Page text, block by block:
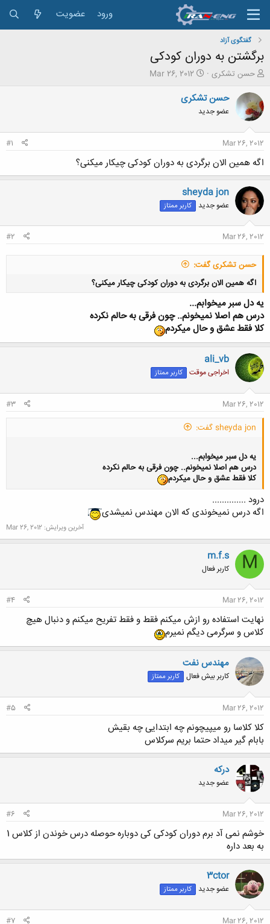
ورود عضویت
گفتگوی آزاد
برگشتن به دوران کودکی
ش
و
ع
ک
ه
ض
و
ع
حسن تشکری
ت
ر
ع
Mar 26, 2012
حسن تشکری
عضو جدید
Mar 26, 2012
#1
اگه همین الان برگردی به دوران کودکی چیکار میکنی؟
sheyda jon
عضو جدید کاربر ممتاز
Mar 26, 2012
#2
حسن تشکری گفت:
اگه همین الان برگردی به دوران کودکی چیکار میکنی؟
یه دل سبر میخوابم...
درس هم اصلا نمیخونم.. چون فرقی به حالم نکرده
کلا فقط عشق و حال میکردم
ali_vb
اخراجی موقت کاربر ممتاز
Mar 26, 2012
#3
sheyda jon گفت:
یه دل سبر میخوابم...
درس هم اصلا نمیخونم.. چون فرقی به حالم نکرده
کلا فقط عشق و حال میکردم
درود ..............
اگه درس نمیخوندی که الان مهندس نمیشدی
آخرین ویرایش: Mar 26, 2012
M
m.f.s
کاربر فعال
Mar 26, 2012
#4
نهایت استفاده رو ازش میکنم فقط و فقط تفریح میکنم و دنبال هیچ
کلاس و سرگرمی دیگم نمیرم
مهندس نفت
کاربر بیش فعال کاربر ممتاز
Mar 26, 2012
#5
کلا کلاسا رو میپیچونم چه ابتدایی چه بقیش
بابام گیر میداد حتما بریم سرکلاس
درکه
عضو جدید
Mar 26, 2012
#6
خوشم نمی آد برم دوران کودکی کی دوباره حوصله درس خوندن از کلاس 1
به بعد داره
3ctor
عضو جدید کاربر ممتاز
Mar 26, 2012
#7